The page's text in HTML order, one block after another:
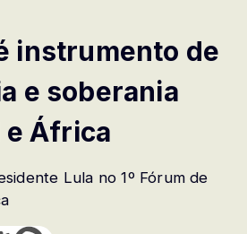
instrumento de
e soberania
e África
Lula no 1º Fórum de